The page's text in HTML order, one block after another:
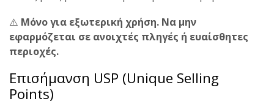
⚠️ Μόνο για εξωτερική χρήση. Να μην
εφαρμόζεται σε ανοιχτές πληγές ή ευαίσθητες
περιοχές.
Επισήμανση USP (Unique Selling
Points)